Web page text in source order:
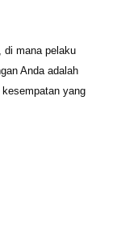
di mana pelaku
Anda adalah
yang